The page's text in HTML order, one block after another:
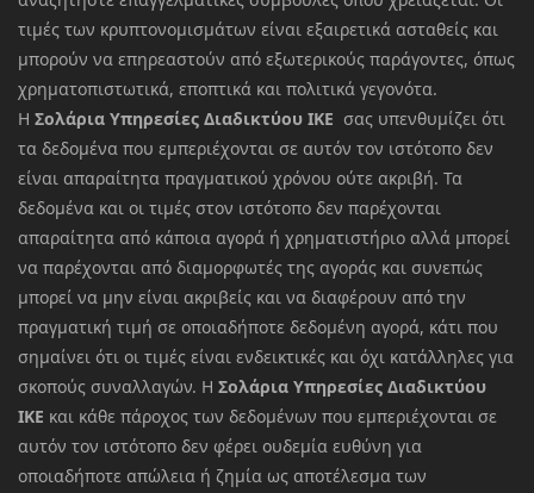
τιμές των κρυπτονομισμάτων είναι εξαιρετικά ασταθείς και
μπορούν να επηρεαστούν από εξωτερικούς παράγοντες, όπως
χρηματοπιστωτικά, εποπτικά και πολιτικά γεγονότα.
Η Σολάρια Υπηρεσίες Διαδικτύου ΙΚΕ σας υπενθυμίζει ότι
τα δεδομένα που εμπεριέχονται σε αυτόν τον ιστότοπο δεν
είναι απαραίτητα πραγματικού χρόνου ούτε ακριβή. Τα
δεδομένα και οι τιμές στον ιστότοπο δεν παρέχονται
απαραίτητα από κάποια αγορά ή χρηματιστήριο αλλά μπορεί
να παρέχονται από διαμορφωτές της αγοράς και συνεπώς
μπορεί να μην είναι ακριβείς και να διαφέρουν από την
πραγματική τιμή σε οποιαδήποτε δεδομένη αγορά, κάτι που
σημαίνει ότι οι τιμές είναι ενδεικτικές και όχι κατάλληλες για
σκοπούς συναλλαγών. Η Σολάρια Υπηρεσίες Διαδικτύου
ΙΚΕ και κάθε πάροχος των δεδομένων που εμπεριέχονται σε
αυτόν τον ιστότοπο δεν φέρει ουδεμία ευθύνη για
οποιαδήποτε απώλεια ή ζημία ως αποτέλεσμα των